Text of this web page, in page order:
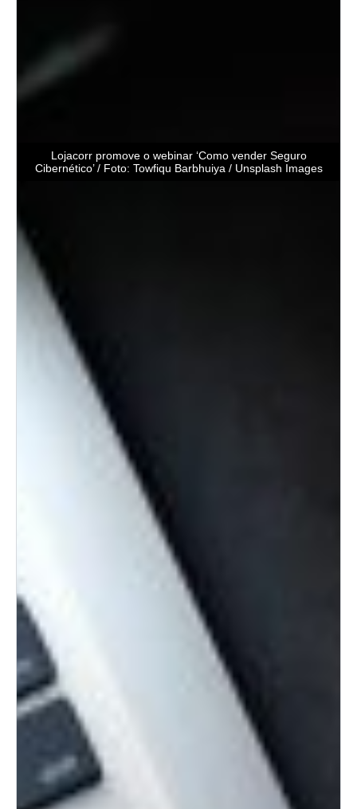
Lojacorr promove o webinar ‘Como vender Seguro
Cibernético’ / Foto: Towfiqu Barbhuiya / Unsplash Images